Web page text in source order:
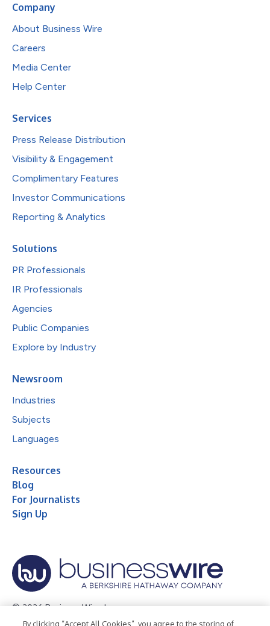
Company
About Business Wire
Careers
Media Center
Help Center
Services
Press Release Distribution
Visibility & Engagement
Complimentary Features
Investor Communications
Reporting & Analytics
Solutions
PR Professionals
IR Professionals
Agencies
Public Companies
Explore by Industry
Newsroom
Industries
Subjects
Languages
Resources
Blog
For Journalists
Sign Up
© 2026 Business Wire, Inc.
By clicking “Accept All Cookies”, you agree to the storing of